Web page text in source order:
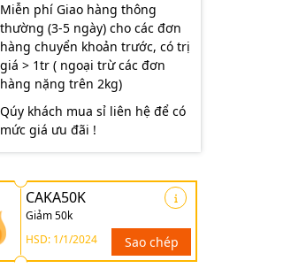
Miễn phí Giao hàng thông
thường (3-5 ngày) cho các đơn
hàng chuyển khoản trước, có trị
giá > 1tr ( ngoại trừ các đơn
hàng nặng trên 2kg)
Qúy khách mua sỉ liên hệ để có
mức giá ưu đãi !
CAKA50K
Giảm 50k
HSD: 1/1/2024
Sao chép